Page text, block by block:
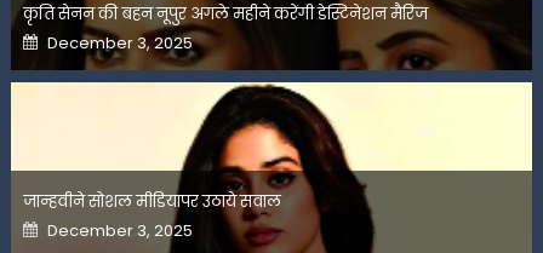
कृति सेनन की बहन नूपुर अगले महीने करेंगी डेस्टिनेशन मैरिज
Posted
on
December 3, 2025
जान्हवीने सोशल मीडियापर उठाये सवाल
Posted
on
December 3, 2025